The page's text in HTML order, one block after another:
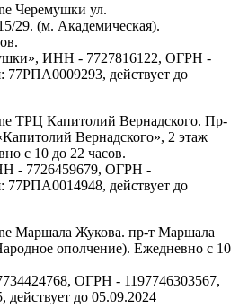
Черемушки ул.
29. (м. Академическая).
ИНН - 7727816122, ОГРН -
77РПА0009293, действует до
ТРЦ Капитолий Вернадского. Пр-
Вернадского», 2 этаж
с 10 до 22 часов.
7726459679, ОГРН -
77РПА0014948, действует до
Маршала Жукова. пр-т Маршала
ополчение). Ежедневно с 10
ОГРН - 1197746303567,
до 05.09.2024